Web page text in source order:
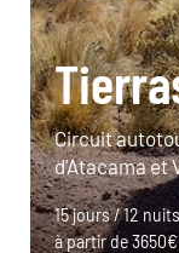
Circuit
d’Atacama et
15 jours / 12 nuits
à partir de 3650€